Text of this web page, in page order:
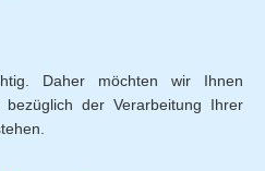
Daher möchten wir Ihnen
der Verarbeitung Ihrer